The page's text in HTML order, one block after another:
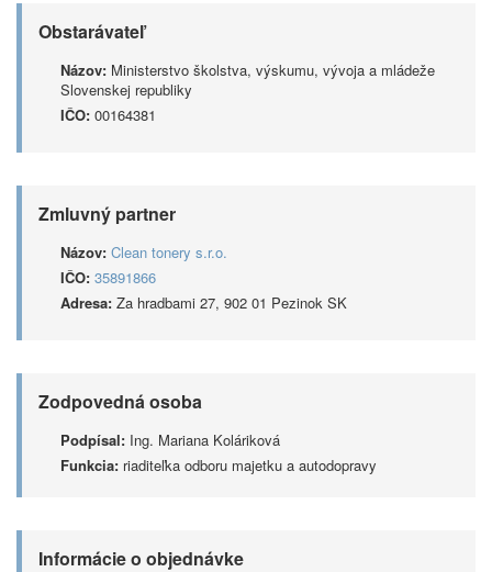
Obstarávateľ
Názov: Ministerstvo školstva, výskumu, vývoja a mládeže
Slovenskej republiky
IČO: 00164381
Zmluvný partner
Názov: Clean tonery s.r.o.
IČO: 35891866
Adresa: Za hradbami 27, 902 01 Pezinok SK
Zodpovedná osoba
Podpísal: Ing. Mariana Koláriková
Funkcia: riaditeľka odboru majetku a autodopravy
Informácie o objednávke